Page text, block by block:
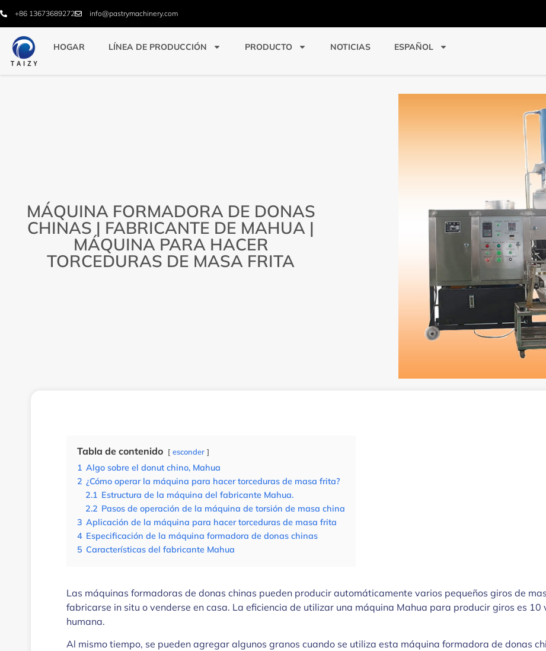
+86 13673689272 info@pastrymachinery.com
HOGAR LÍNEA DE PRODUCCIÓN PRODUCTO NOTICIAS ESPAÑOL
MÁQUINA FORMADORA DE DONAS
CHINAS | FABRICANTE DE MAHUA |
MÁQUINA PARA HACER
TORCEDURAS DE MASA FRITA
Tabla de contenido esconder
1 Algo sobre el donut chino, Mahua
2 ¿Cómo operar la máquina para hacer torceduras de masa frita?
2.1 Estructura de la máquina del fabricante Mahua.
2.2 Pasos de operación de la máquina de torsión de masa china
3 Aplicación de la máquina para hacer torceduras de masa frita
4 Especificación de la máquina formadora de donas chinas
5 Características del fabricante Mahua
Las máquinas formadoras de donas chinas pueden producir automáticamente varios pequeños giros de
fabricarse in situ o venderse en casa. La eficiencia de utilizar una máquina Mahua para producir giros es
humana.
Al mismo tiempo, se pueden agregar algunos granos cuando se utiliza esta máquina formadora de donas